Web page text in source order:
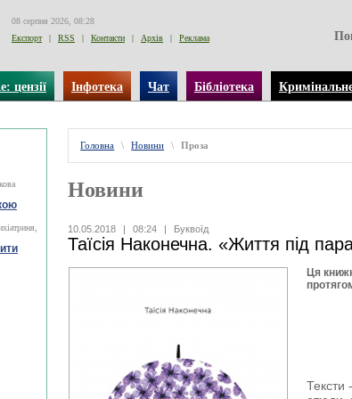
08 серпня 2026, 08:28
Експорт
| RSS | Контакти | Архів | Реклама
цензії Інфотека Чат Бібліотека
Головна \ Новини \ Проза
Новини
10.05.2018 | 08:24 | Буквоїд
Таїсія Наконечна. «Життя під
Ця
Тексти